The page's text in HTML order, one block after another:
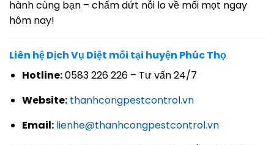
hành cùng bạn – chấm dứt nỗi lo về mối mọt ngay
hôm nay!
Liên hệ Dịch Vụ Diệt mối tại huyện Phúc Thọ
Hotline:0583 226 226 – Tư vấn 24/7
Website: thanhcongpestcontrol.vn
Email: lienhe@thanhcongpestcontrol.vn